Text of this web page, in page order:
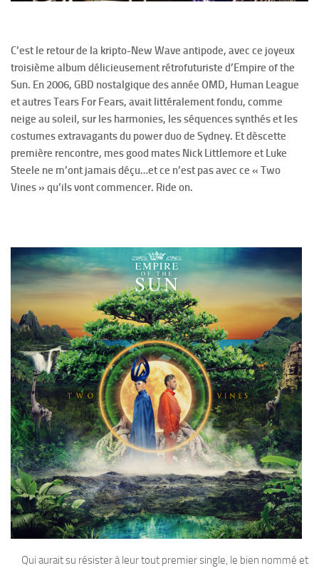
C’est le retour de la kripto-New Wave antipode, avec ce joyeux
troisième album délicieusement rétrofuturiste d’Empire of the
Sun. En 2006, GBD nostalgique des année OMD, Human League
et autres Tears For Fears, avait littéralement fondu, comme
neige au soleil, sur les harmonies, les séquences synthés et les
costumes extravagants du power duo de Sydney. Et dèscette
première rencontre, mes good mates Nick Littlemore et Luke
Steele ne m’ont jamais déçu…et ce n’est pas avec ce « Two
Vines » qu’ils vont commencer. Ride on.
Qui aurait su résister à leur tout premier single, le bien nommé et